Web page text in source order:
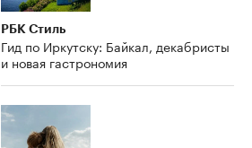
РБК Стиль
Гид по Иркутску: Байкал, декабристы
и новая гастрономия